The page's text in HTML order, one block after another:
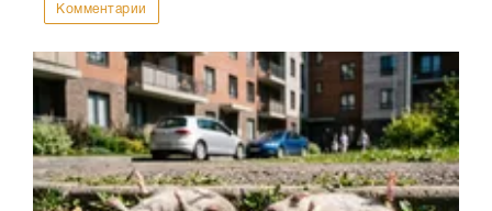
Комментарии